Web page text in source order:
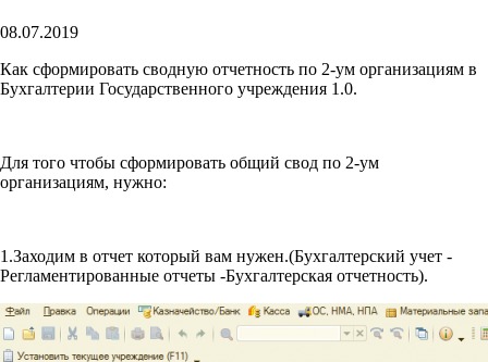
08.07.2019
Как сформировать сводную отчетность по 2-ум организациям в
Бухгалтерии Государственного учреждения 1.0.
Для того чтобы сформировать общий свод по 2-ум
организациям, нужно:
1.Заходим в отчет который вам нужен.(Бухгалтерский учет -
Регламентированные отчеты -Бухгалтерская отчетность).